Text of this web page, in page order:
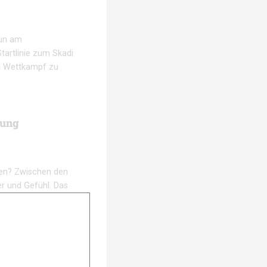
am
zum Skadi
Wettkampf zu
Zwischen den
und Gefühl. Das